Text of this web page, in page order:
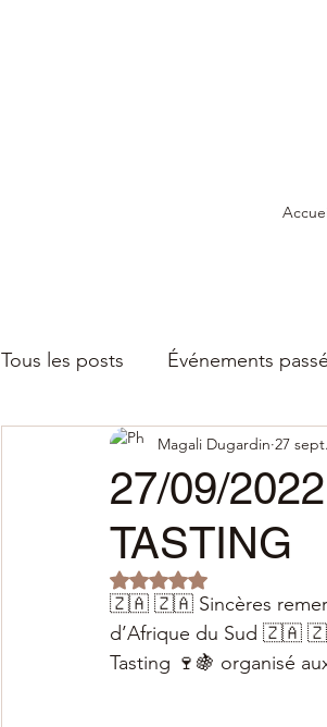
Tous les posts Événements
27/09/
TASTING
Magali Dugardin 27
Noté NaN étoiles sur 5.
🇿🇦 🇿🇦 Sincères
d’Afrique du Sud 🇿🇦
Tasting 🍷🍇 organisé